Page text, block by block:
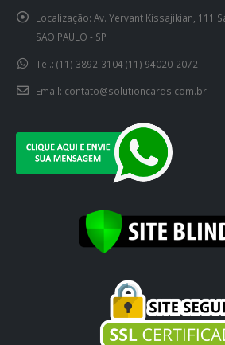
Localização: Av. Yervant Kissajikian, 111
SAO PAULO - SP
Tel.: (11) 3892-3104 (11) 94020-2072
Email: contato@solutioncards.com.br